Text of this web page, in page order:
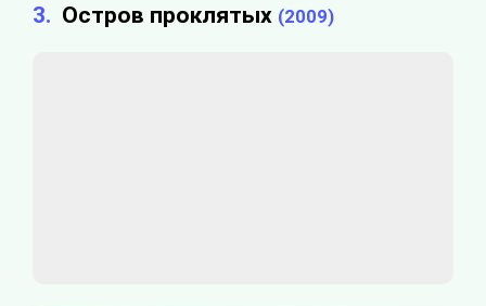
3. Остров проклятых (2009)